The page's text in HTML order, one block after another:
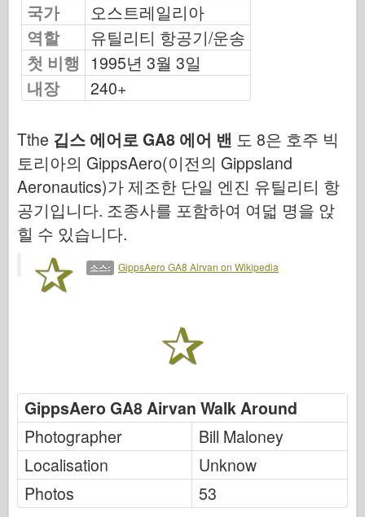
에이스 모델
AFV 클럽
Airfix
공군
AZ 모델
블랙 독
야생마
사이버 취미
드네프로모델
용맹의 힘
프리울모델
하세가와
헬러
국가
오스트레일리아
역할
유틸리티 항공기/운송
첫 비행
1995년 3월 3일
내장
240+
Tthe 깁스 에어로 GA8 에어 밴 도 8은 호주 빅
토리아의 GippsAero(이전의 Gippsland
Aeronautics)가 제조한 단일 엔진 유틸리티 항
공기입니다. 조종사를 포함하여 여덟 명을 앉
힐 수 있습니다.
소스: GippsAero GA8 Airvan on Wikipedia
GippsAero GA8 Airvan Walk Around
Photographer
Bill Maloney
Localisation
Unknow
Photos
53